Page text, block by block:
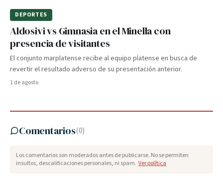
DEPORTES
Aldosivi vs Gimnasia en el Minella con
presencia de visitantes
El conjunto marplatense recibe al equipo platense en busca de
revertir el resultado adverso de su presentación anterior.
1 de agosto
Comentarios(0)
Los comentarios son moderados antes de publicarse. No se permiten
insultos, descalificaciones personales, ni spam. Ver política